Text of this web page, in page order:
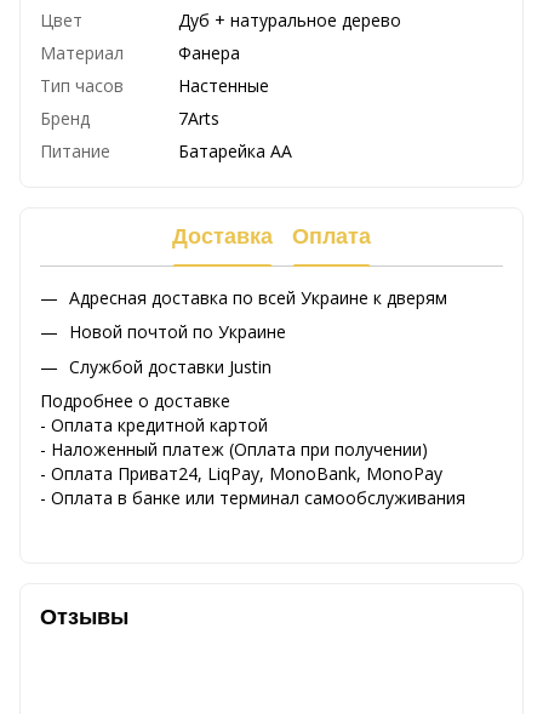
Цвет
Дуб + натуральное дерево
Материал
Фанера
Тип часов
Настенные
Бренд
7Arts
Питание
Батарейка АА
Доставка Оплата
Адресная доставка по всей Украине к дверям
Новой почтой по Украине
Службой доставки Justin
Подробнее о доставке
- Оплата кредитной картой
- Наложенный платеж (Оплата при получении)
- Оплата Приват24, LiqPay, MonoBank, MonoPay
- Оплата в банке или терминал самообслуживания
Отзывы